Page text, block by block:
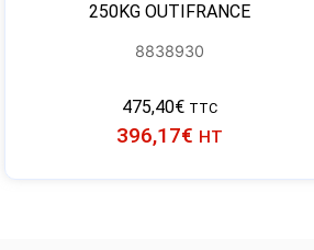
250KG OUTIFRANCE
8838930
475,40€ TTC
396,17€ HT